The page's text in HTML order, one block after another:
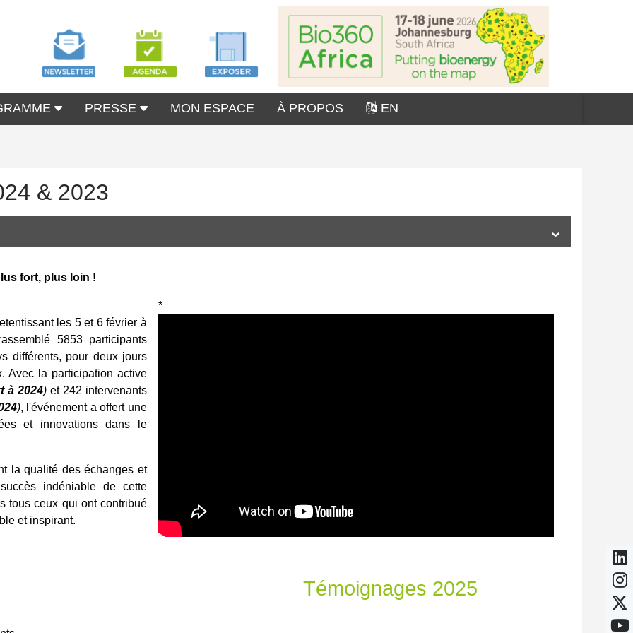
PRESSE MON ESPACE À PROPOS EN
& 2023
fort, plus loin !
les 5 et 6 février à
5853 participants
différents, pour deux jours
Avec la participation active
à 2024) et 242 intervenants
), l'événement a offert une
et innovations dans le
la qualité des échanges et
indéniable de cette
tous ceux qui ont contribué
et inspirant.
*
Témoignages 2025